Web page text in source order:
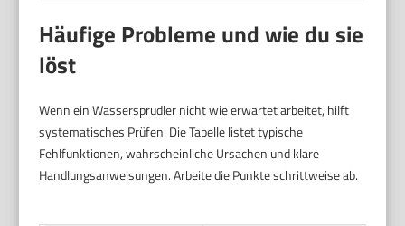
Häufige Probleme und wie du sie
löst
Wenn ein Wassersprudler nicht wie erwartet arbeitet, hilft
systematisches Prüfen. Die Tabelle listet typische
Fehlfunktionen, wahrscheinliche Ursachen und klare
Handlungsanweisungen. Arbeite die Punkte schrittweise ab.